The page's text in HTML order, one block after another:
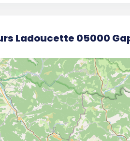
Ladoucette 05000